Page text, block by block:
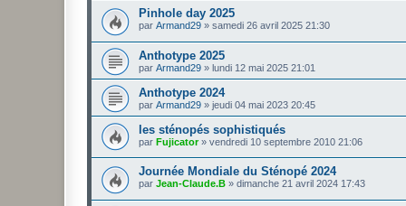
Pinhole day 2025
par Armand29 » samedi 26 avril 2025 21:30
Anthotype 2025
par Armand29 » lundi 12 mai 2025 21:01
Anthotype 2024
par Armand29 » jeudi 04 mai 2023 20:45
les sténopés sophistiqués
par Fujicator» vendredi 10 septembre 2010 21:06
Journée Mondiale du Sténopé 2024
par Jean-Claude.B » dimanche 21 avril 2024 17:43